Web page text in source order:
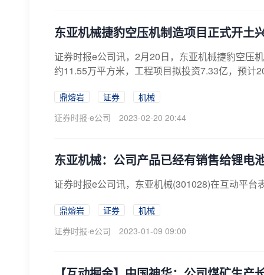
东亚机械捷豹空压机制造项目正式开土
证券时报e公司讯，2月20日，东亚机械捷豹空压
约11.55万平方米，工程项目拟投资7.33亿，预计
鼎熔岩 证券
机械
证券时报·e公司
2023-02-20 20:44
东亚机械：公司产品已经有销售给锂电
证券时报e公司讯，东亚机械(301028)在互动平
鼎熔岩 证券
机械
证券时报·e公司
2023-01-09 09:00